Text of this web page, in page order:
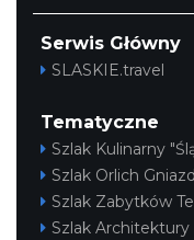
Serwis Główny
SLASKIE.travel
Tematyczne
Szlak Kulinarny
Szlak Orlich Gniazd
Szlak Zabytków
Szlak